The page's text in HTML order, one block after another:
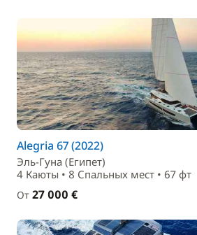
Alegria 67 (2022)
Эль-Гуна (Египет)
4 Каюты • 8 Спальныx мест • 67 фт
От 27 000 €